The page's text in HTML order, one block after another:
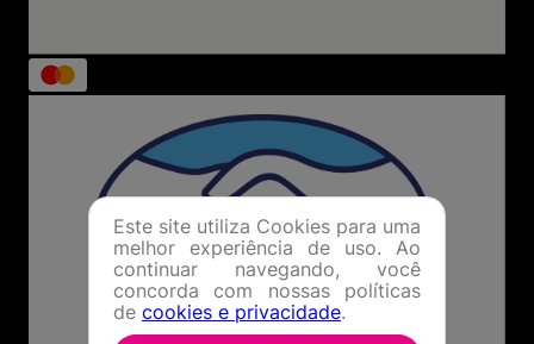
Este site utiliza Cookies para uma
melhor experiência de uso. Ao
continuar navegando, você
concorda com nossas políticas
de cookies e privacidade.